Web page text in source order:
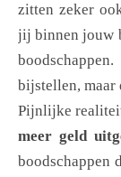
zitten zeker
jij binnen jouw
bijstellen, maar
Pijnlijke
meer geld
boodschappen